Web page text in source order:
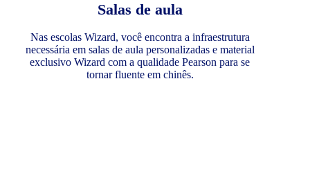
Salas de aula
Nas escolas Wizard, você encontra a infraestrutura
necessária em salas de aula personalizadas e material
exclusivo Wizard com a qualidade Pearson para se
tornar fluente em chinês.